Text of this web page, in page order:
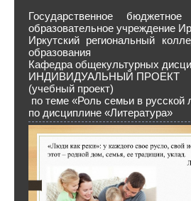
Государственное бюджетное
образовательное учреждение
Иркутский региональный
образования
Кафедра общекультурных
ИНДИВИДУАЛЬНЫЙ ПРОЕКТ
(учебный проект)
по теме «Роль семьи в русской
по дисциплине «Литература»